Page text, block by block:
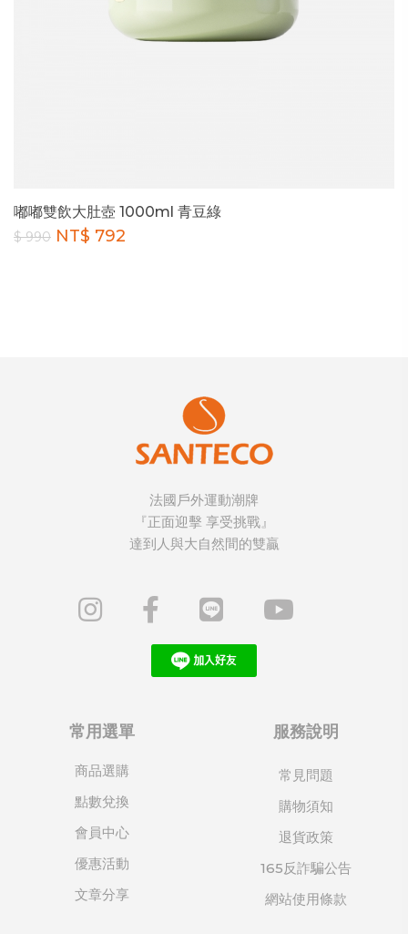
嘟嘟雙飲大肚壺 1000ml 青豆綠
$ 990 NT$ 792
法國戶外運動潮牌
『正面迎擊 享受挑戰』
達到人與大自然間的雙贏
常用選單
商品選購
點數兌換
會員中心
優惠活動
文章分享
服務說明
常見問題
購物須知
退貨政策
165反詐騙公告
網站使用條款